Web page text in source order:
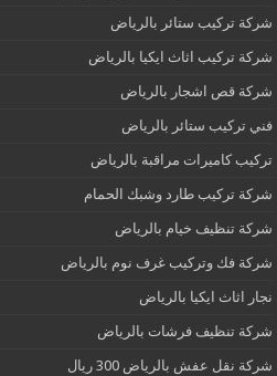
شركة تركيب ستائر بالرياض
شركة تركيب اثاث ايكيا بالرياض
شركة قص اشجار بالرياض
فني تركيب ستائر بالرياض
تركيب كاميرات مراقبة بالرياض
شركة تركيب طارد وشبك الحمام
شركة تنظيف خيام بالرياض
شركة فك وتركيب غرف نوم بالرياض
نجار اثاث ايكيا بالرياض
شركة تنظيف فرشات بالرياض
شركة نقل عفش بالرياض 300 ريال